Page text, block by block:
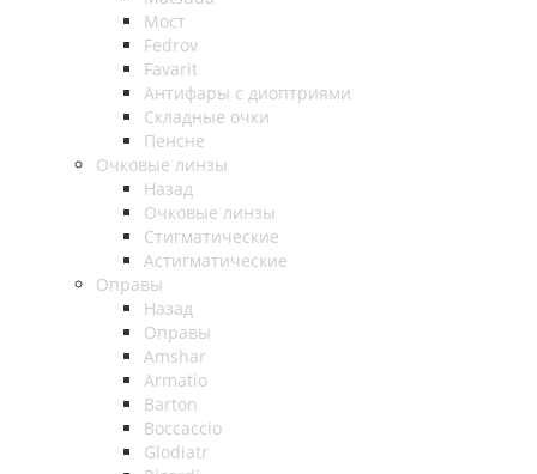
Мост
Fedrov
Favarit
Антифары с диоптриями
Складные очки
Пенсне
Очковые линзы
Назад
Очковые линзы
Стигматические
Астигматические
Оправы
Назад
Оправы
Amshar
Armatio
Barton
Boccaccio
Glodiatr